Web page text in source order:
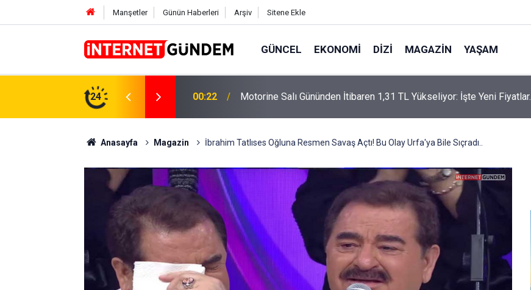
Manşetler Günün Haberleri Arşiv Sitene Ekle
GÜNCEL EKONOMI DIZI MAGAZIN YAŞAM
24
TL Yükseliyor: İşte Yeni Fiyatlar.. 15:58
Neşet Ertaş’a “Bozkırın Tezenesi” Lakabını Kim Verdi? Beyaz’la Joker
Sorusunun Cevabı Merak Edildi
Anasayfa Magazin İbrahim Tatlıses Oğluna Resmen Savaş Açtı! Bu Olay Urfa'ya Bile Sıçradı..